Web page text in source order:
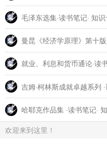
毛泽东选集·读书笔记· 知
曼昆《经济学原理》第十
就业、利息和货币通论·读
吉姆·柯林斯成就卓越系列
哈耶克作品集 ·读书笔记·
欢迎来到这里！